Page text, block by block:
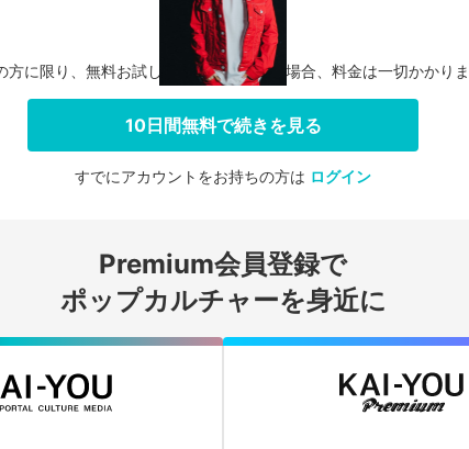
ログインする
方に限り、無料お試し期間中に解約した場合、料金は一切かかり
10日間無料で続きを見る
すでにアカウントをお持ちの方は ログイン
Premium会員登録で
ポップカルチャーを身近に